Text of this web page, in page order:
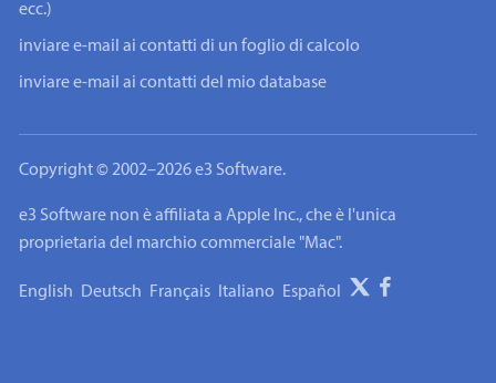
ecc.)
inviare e-mail ai contatti di un foglio di calcolo
inviare e-mail ai contatti del mio database
Copyright © 2002–2026 e3 Software.
e3 Software non è affiliata a Apple Inc., che è l'unica
proprietaria del marchio commerciale "Mac".
English Deutsch Français Italiano Español